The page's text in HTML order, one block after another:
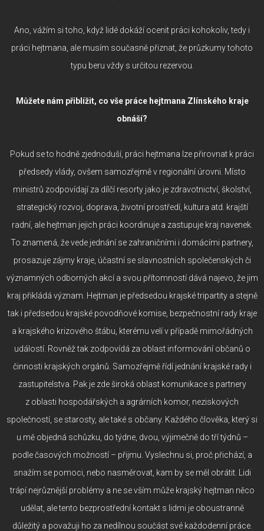
Ano, vážím si toho, když lidé dokáží ocenit práci kohokoliv, tedy i
práci hejtmana, ale musím současně přiznat, že průzkumy tohoto
typu beru vždy s určitou rezervou.
Můžete nám přiblížit, co vše práce hejtmana Zlínského kraje
obnáší?
Pokud se to hodně zjednoduší, práci hejtmana lze přirovnat k práci
předsedy vlády, ovšem samozřejmě v regionální úrovni. Místo
ministrů zodpovídají za dílčí resorty jako je zdravotnictví, školství,
strategický rozvoj, doprava, životní prostředí, kultura atd. krajští
radní, ale hejtman jejich práci koordinuje a zastupuje kraj navenek.
To znamená, že vede jednání se zahraničními i domácími partnery,
prosazuje zájmy kraje, účastní se slavnostních společenských či
významných odborných akcí a svou přítomností dává najevo, že jim
kraj přikládá význam. Hejtman je předsedou krajské tripartity a stejně
tak i předsedou krajské povodňové komise, bezpečnostní rady kraje
a krajského krizového štábu, kterému velí v případě mimořádných
událostí. Rovněž tak zodpovídá za oblast informování občanů o
činnosti krajských orgánů. Samozřejmě řídí jednání krajské rady i
zastupitelstva. Pak je zde široká oblast komunikace s partnery
z oblasti hospodářských a agrárních komor, neziskových
společností, se starosty, ale také s občany. Každého člověka, který si
u mě objedná schůzku, do týdne, dvou, výjimečně do tří týdnů –
podle časových možností – přijmu. Vyslechnu si, proč přichází, a
snažím se pomoci, nebo nasměrovat, kam by se měl obrátit. Lidi
trápí nejrůznější problémy a ne se vším může krajský hejtman něco
udělat, ale tento bezprostřední kontakt s lidmi je oboustranně
důležitý a považuji ho za nedílnou součást své každodenní práce.